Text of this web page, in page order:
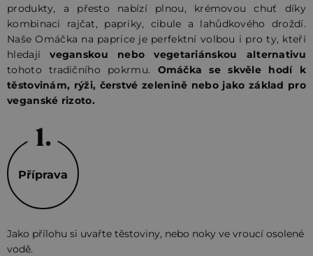
produkty, a přesto nabízí plnou, krémovou chuť díky
kombinaci rajčat, papriky, cibule a lahůdkového droždí.
Naše Omáčka na paprice je perfektní volbou i pro ty, kteří
hledajíveganskou nebo vegetariánskou alternativu
tohoto tradičního pokrmu. Omáčka se skvěle hodí k
těstovinám, rýži, čerstvé zelenině nebo jako základ pro
veganské rizoto.
Příprava
Jako přílohu si uvařte těstoviny, nebo noky ve vroucí osolené
vodě.